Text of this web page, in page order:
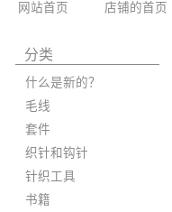
网站首页 店铺的首页
分类
什么是新的？
毛线
套件
织针和钩针
针织工具
书籍